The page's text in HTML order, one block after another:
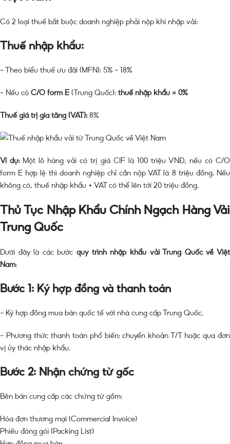
Có 2 loại thuế bắt buộc doanh nghiệp phải nộp khi nhập vải:
Thuế nhập khẩu:
– Theo biểu thuế ưu đãi (MFN): 5% – 18%
– Nếu có C/O form E (Trung Quốc): thuế nhập khẩu = 0%
Thuế giá trị gia tăng (VAT): 8%
Ví dụ: Một lô hàng vải có trị giá CIF là 100 triệu VNĐ, nếu có C/O
form E hợp lệ thì doanh nghiệp chỉ cần nộp VAT là 8 triệu đồng. Nếu
không có, thuế nhập khẩu + VAT có thể lên tới 20 triệu đồng.
Thủ Tục Nhập Khẩu Chính Ngạch Hàng Vải
Trung Quốc
Dưới đây là các bướcquy trình nhập khẩu vải Trung Quốc về Việt
Nam:
Bước 1: Ký hợp đồng và thanh toán
– Ký hợp đồng mua bán quốc tế với nhà cung cấp Trung Quốc.
– Phương thức thanh toán phổ biến: chuyển khoản T/T hoặc qua đơn
vị ủy thác nhập khẩu.
Bước 2: Nhận chứng từ gốc
Bên bán cung cấp các chứng từ gồm:
Hóa đơn thương mại (Commercial Invoice)
Phiếu đóng gói (Packing List)